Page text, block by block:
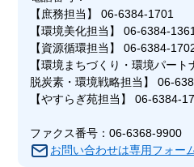
【庶務担当】 06-6384-1701
【環境美化担当】 06-6384-
【資源循環担当】 06-6384-
【環境まちづくり・環境パー
脱炭素・環境戦略担当】 06-
【やすらぎ苑担当】 06-6384-
ファクス番号：06-6368-9900
お問い合わせは専用フォー